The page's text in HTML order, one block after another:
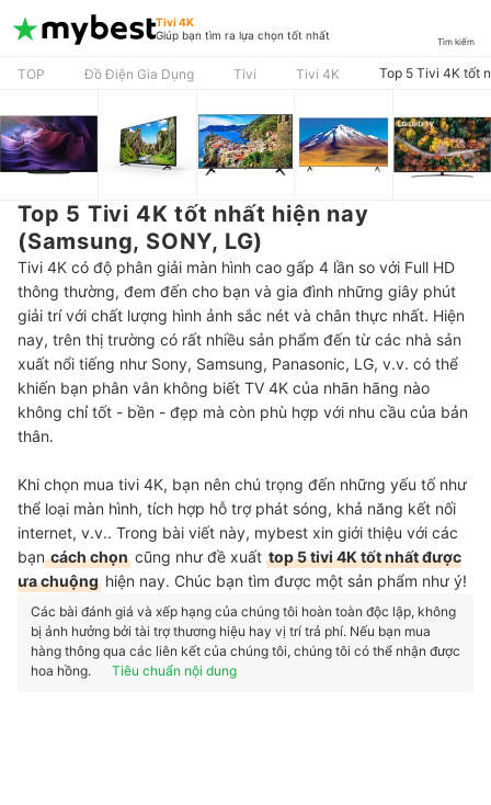
Tivi 4K
Giúp bạn tìm ra lựa chọn tốt nhất
Tìm kiếm
TOP Đồ Điện Gia Dụng Tivi Tivi 4K Top 5 Tivi 4K tốt
Top 5 Tivi 4K tốt nhất hiện nay
(Samsung, SONY, LG)
Tivi 4K có độ phân giải màn hình cao gấp 4 lần so với Full HD
thông thường, đem đến cho bạn và gia đình những giây phút
giải trí với chất lượng hình ảnh sắc nét và chân thực nhất. Hiện
nay, trên thị trường có rất nhiều sản phẩm đến từ các nhà sản
xuất nổi tiếng như Sony, Samsung, Panasonic, LG, v.v. có thể
khiến bạn phân vân không biết TV 4K của nhãn hãng nào
không chỉ tốt - bền - đẹp mà còn phù hợp với nhu cầu của bản
thân.
Khi chọn mua tivi 4K, bạn nên chú trọng đến những yếu tố như
thể loại màn hình, tích hợp hỗ trợ phát sóng, khả năng kết nối
internet, v.v.. Trong bài viết này, mybest xin giới thiệu với các
bạncách chọn cũng như đề xuất top 5 tivi 4K tốt nhất được
ưa chuộng hiện nay. Chúc bạn tìm được một sản phẩm như ý!
Các bài đánh giá và xếp hạng của chúng tôi hoàn toàn độc lập, không
bị ảnh hưởng bởi tài trợ thương hiệu hay vị trí trả phí. Nếu bạn mua
hàng thông qua các liên kết của chúng tôi, chúng tôi có thể nhận được
hoa hồng.
Tiêu chuẩn nội dung